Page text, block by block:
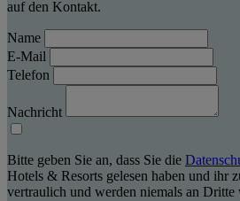
auf den Kontakt.
Name
E-Mail
Telefon
Nachricht
Bitte geben Sie an, dass Sie die
Hotels & Resorts gelesen haben und ihr
vertraulich und werden niemals an Dritte